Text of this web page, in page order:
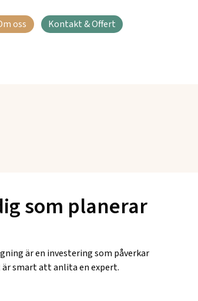
oss Kontakt & Offert
som planerar
är en investering som påverkar
är smart att anlita en expert.